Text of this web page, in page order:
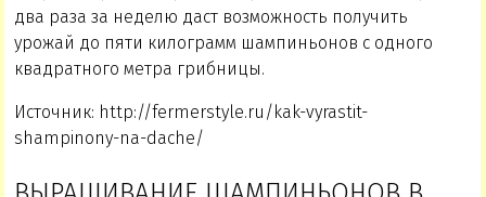
два раза за неделю даст возможность получить
урожай до пяти килограмм шампиньонов с одного
квадратного метра грибницы.
Источник: http://fermerstyle.ru/kak-vyrastit-
shampinony-na-dache/